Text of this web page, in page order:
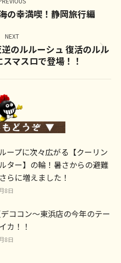
Previous
の幸満喫！静岡旅行編
NEXT
Next
post:
のルルーシュ 復活のルル
マスロで登場！！
ープに次々広がる【クーリン
ター】の輪！暑さからの避難
らに増えました！
8日
ココン～東浜店の今年のテー
カ！！
8日